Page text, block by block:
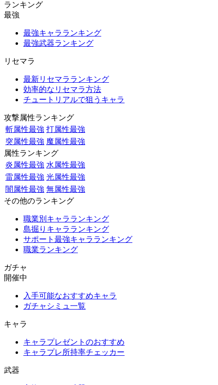
ランキング
最強
最強キャラランキング
最強武器ランキング
リセマラ
最新リセマラランキング
効率的なリセマラ方法
チュートリアルで狙うキャラ
攻撃属性ランキング
斬属性最強 打属性最強
突属性最強 魔属性最強
属性ランキング
炎属性最強 水属性最強
雷属性最強 光属性最強
闇属性最強 無属性最強
その他のランキング
職業別キャラランキング
島掘りキャラランキング
サポート最強キャラランキング
職業ランキング
ガチャ
開催中
入手可能なおすすめキャラ
ガチャシミュ一覧
キャラ
キャラプレゼントのおすすめ
キャラプレ所持率チェッカー
武器